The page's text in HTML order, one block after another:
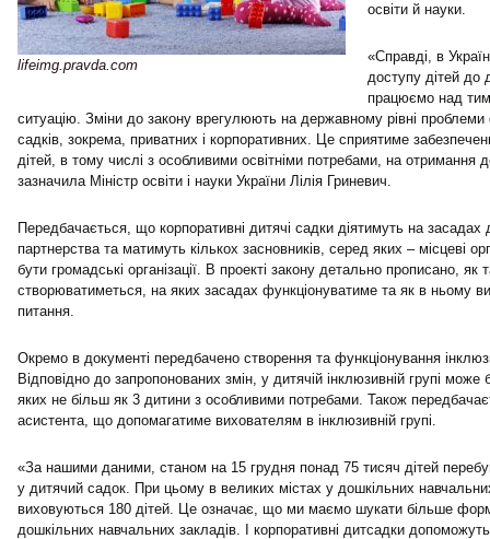
lifeimg.pravda.com
освіти й науки.
«Справді, в
доступу дітей до
працюємо над
ситуацію. Зміни до закону врегулюють на державному рівні проблеми
садків, зокрема, приватних і корпоративних. Це сприятиме
дітей, в тому числі з особливими освітніми потребами, на отримання
зазначила Міністр освіти і науки України Лілія Гриневич.
Передбачається, що корпоративні дитячі садки діятимуть на засадах
партнерства та матимуть кількох засновників, серед яких – місцеві
бути громадські організації. В проекті закону детально прописано, як
створюватиметься, на яких засадах функціонуватиме та як в ньому
питання.
Окремо в документі передбачено створення та функціонування
Відповідно до запропонованих змін, у дитячій інклюзивній групі
яких не більш як 3 дитини з особливими потребами. Також
асистента, що допомагатиме вихователям в інклюзивній групі.
«За нашими даними, станом на 15 грудня понад 75 тисяч дітей
у дитячий садок. При цьому в великих містах у дошкільних
виховуються 180 дітей. Це означає, що ми маємо шукати більше форм
дошкільних навчальних закладів. І корпоративні дитсадки